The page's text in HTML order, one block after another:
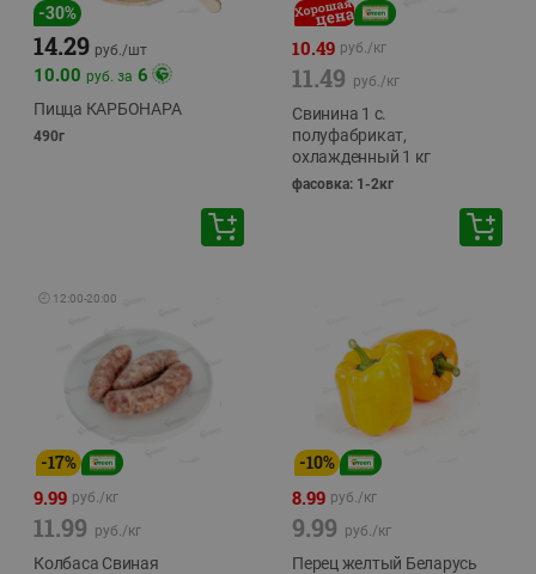
-30%
14.29 руб./шт
10.00 руб. за 6
Пицца КАРБОНАРА
490г
10.49 руб./кг
11.49 руб./кг
Свинина 1 с.
полуфабрикат,
охлажденный 1 кг
фасовка: 1-2кг
🕘 12:00-20:00
-17%
9.99 руб./кг
11.99 руб./кг
Колбаса Свиная
-10%
8.99 руб./кг
9.99 руб./кг
Перец желтый Беларусь